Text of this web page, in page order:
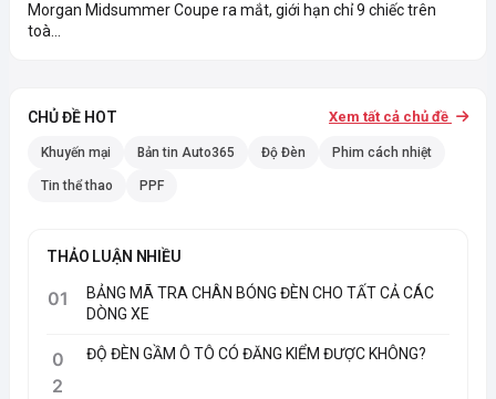
Morgan Midsummer Coupe ra mắt, giới hạn chỉ 9 chiếc trên
toà...
CHỦ ĐỀ HOT Xem tất cả chủ đề
Khuyến mại Bản tin Auto365 Độ Đèn Phim cách nhiệt
Tin thể thao PPF
THẢO LUẬN NHIỀU
01
BẢNG MÃ TRA CHÂN BÓNG ĐÈN CHO TẤT CẢ CÁC
DÒNG XE
0
2
ĐỘ ĐÈN GẦM Ô TÔ CÓ ĐĂNG KIỂM ĐƯỢC KHÔNG?